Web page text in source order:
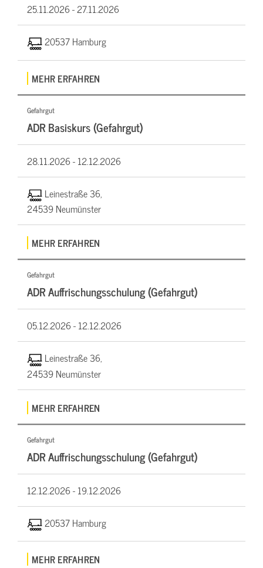
25.11.2026 -27.11.2026
20537 Hamburg
MEHR ERFAHREN
Gefahrgut
ADR Basiskurs (Gefahrgut)
28.11.2026 -12.12.2026
Leinestraße 36,
24539 Neumünster
MEHR ERFAHREN
Gefahrgut
ADR Auffrischungsschulung (Gefahrgut)
05.12.2026 -12.12.2026
Leinestraße 36,
24539 Neumünster
MEHR ERFAHREN
Gefahrgut
ADR Auffrischungsschulung (Gefahrgut)
12.12.2026 -19.12.2026
20537 Hamburg
MEHR ERFAHREN